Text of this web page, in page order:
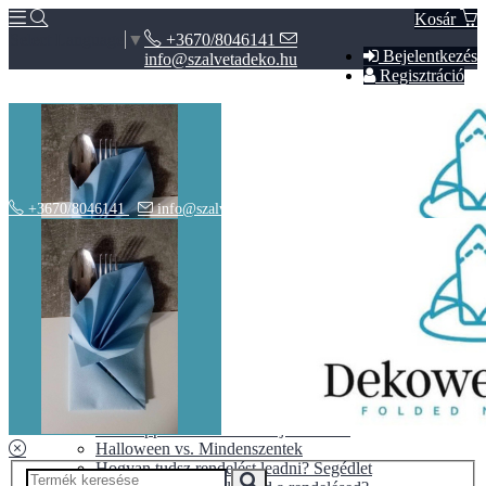
Kosár
Bejelentkezés
Regisztráció
▼
+3670/8046141
info@szalvetadeko.hu
Hírek
ÁSZF
Adatvédelem
BLOG
Halloween vs. Mindenszentek
Hogyan tudsz rendelést leadni? Segédlet
+3670/8046141 info@szalvetadeko.hu